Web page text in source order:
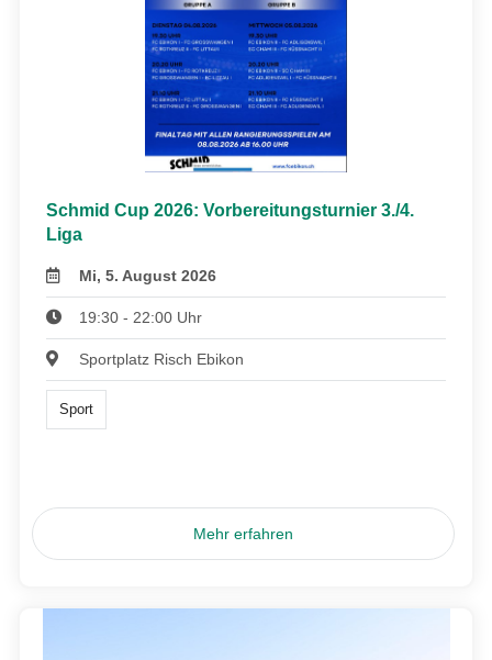
Schmid Cup 2026: Vorbereitungsturnier 3./4.
Liga
Mi, 5. August 2026
19:30 - 22:00 Uhr
Sportplatz Risch Ebikon
Sport
Mehr erfahren